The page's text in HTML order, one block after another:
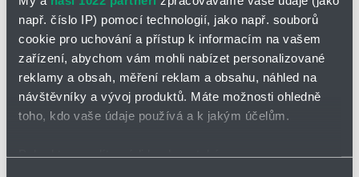
např. číslo IP) pomocí technologií, jako např. souborů
cookie pro uchování a přístup k informacím na vašem
zařízení, abychom vám mohli nabízet personalizované
reklamy a obsah, měření reklam a obsahu, náhled na
návštěvníky a vývoj produktů. Máte možnosti ohledně
toho, kdo vaše údaje používá a k jakým účelům.
dle aktuálního kurzu ČNB.
Kompletní sortiment naší mazací techniky nalezneteZDE.
Těšíme se na spolupráci s Vámi
Vedoucí divize